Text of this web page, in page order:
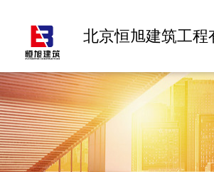
北京恒旭建筑工程